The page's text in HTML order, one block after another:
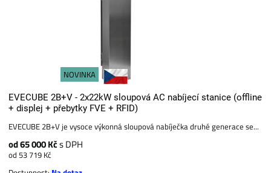
NOVINKA
EVECUBE 2B+V - 2x22kW sloupová AC nabíjecí stanice (offline
+ displej + přebytky FVE + RFID)
EVECUBE 2B+V je vysoce výkonná sloupová nabíječka druhé generace se...
od 65 000 Kčs DPH
od 53 719 Kč